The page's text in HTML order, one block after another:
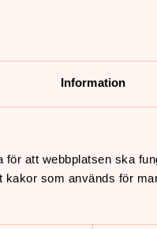
Information
att webbplatsen ska
som används för